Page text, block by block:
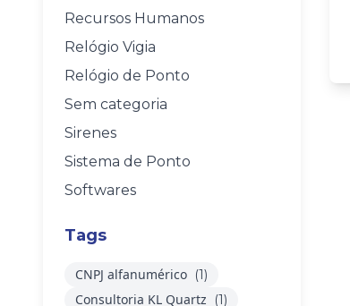
Recursos Humanos
Relógio Vigia
Relógio de Ponto
Sem categoria
Sirenes
Sistema de Ponto
Softwares
Tags
CNPJ alfanumérico (1)
Consultoria KL Quartz (1)